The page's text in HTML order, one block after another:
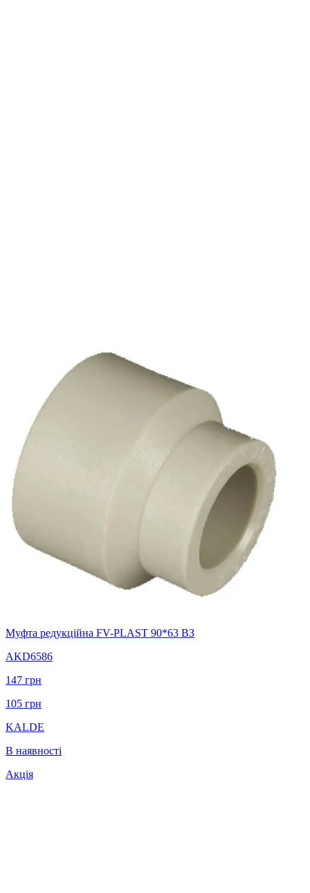
Муфта редукційна FV-PLAST 90*63 ВЗ
AKD6586
147 грн
105 грн
KALDE
В наявності
Акція